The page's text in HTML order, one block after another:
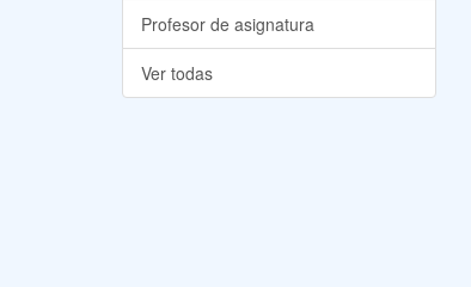
Profesor de asignatura
Ver todas